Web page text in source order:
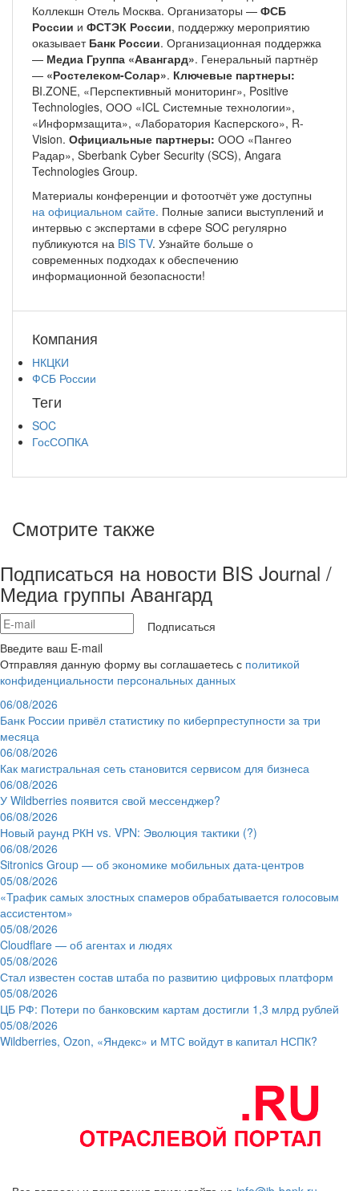
Коллекшн Отель Москва. Организаторы — ФСБ
России и ФСТЭК России, поддержку мероприятию
оказывает Банк России. Организационная поддержка
— Медиа Группа «Авангард». Генеральный партнёр
— «Ростелеком-Солар». Ключевые партнеры:
BI.ZONE, «Перспективный мониторинг», Positive
Technologies, ООО «ICL Системные технологии»,
«Информзащита», «Лаборатория Касперского», R-
Vision. Официальные партнеры: ООО «Пангео
Радар», Sberbank Cyber Security (SCS), Angara
Technologies Group.
Материалы конференции и фотоотчёт уже доступны
на официальном сайте. Полные записи выступлений и
интервью с экспертами в сфере SOC регулярно
публикуются на BIS TV. Узнайте больше о
современных подходах к обеспечению
информационной безопасности!
Компания
НКЦКИ
ФСБ России
Теги
SOC
ГосСОПКА
Смотрите также
Подписаться на новости BIS Journal /
Медиа группы Авангард
Подписаться
Введите ваш E-mail
Отправляя данную форму вы соглашаетесь с политикой
конфиденциальности персональных данных
06/08/2026
Банк России привёл статистику по киберпреступности за три
месяца
06/08/2026
Как магистральная сеть становится сервисом для бизнеса
06/08/2026
У Wildberries появится свой мессенджер?
06/08/2026
Новый раунд РКН vs. VPN: Эволюция тактики (?)
06/08/2026
Sitronics Group — об экономике мобильных дата-центров
05/08/2026
«Трафик самых злостных спамеров обрабатывается голосовым
ассистентом»
05/08/2026
Cloudflare — об агентах и людях
05/08/2026
Стал известен состав штаба по развитию цифровых платформ
05/08/2026
ЦБ РФ: Потери по банковским картам достигли 1,3 млрд рублей
05/08/2026
Wildberries, Ozon, «Яндекс» и МТС войдут в капитал НСПК?